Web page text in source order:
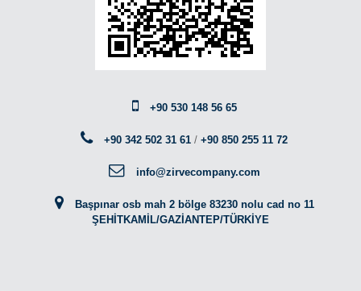
+90 530 148 56 65
+90 342 502 31 61 /+90 850 255 11 72
info@zirvecompany.com
Başpınar osb mah 2 bölge 83230 nolu cad no 11
ŞEHİTKAMİL/GAZİANTEP/TÜRKİYE